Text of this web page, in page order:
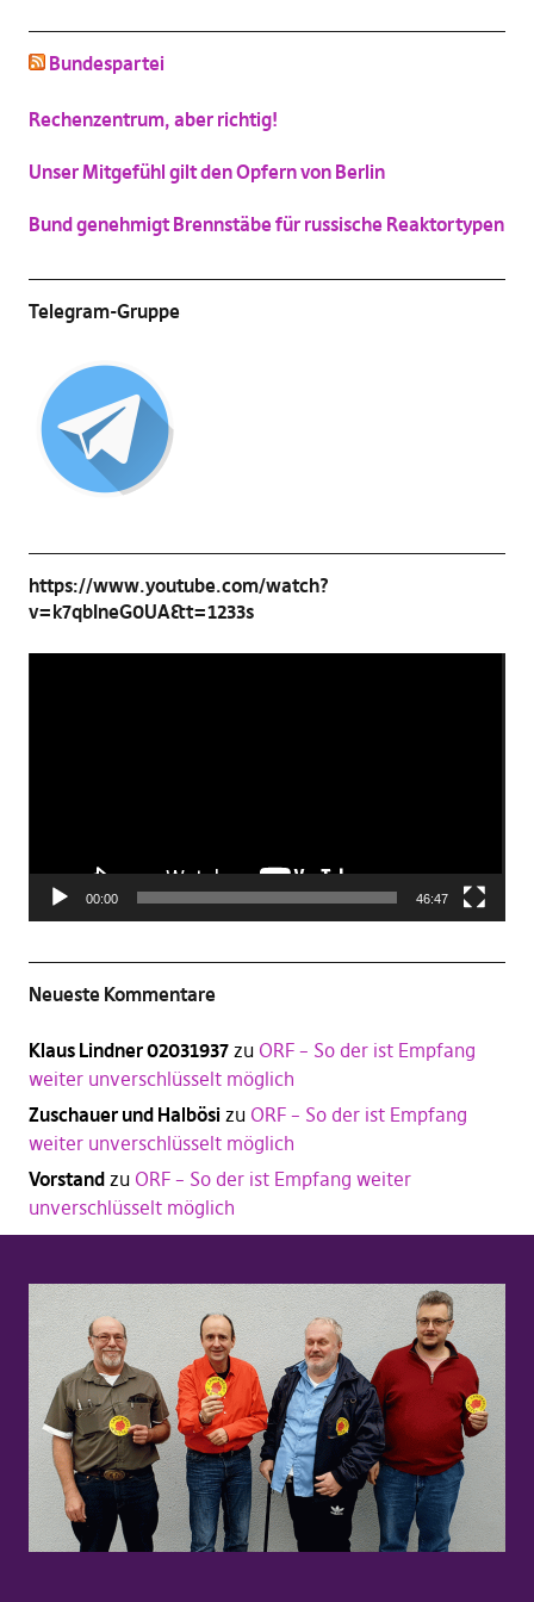
(Vergrößern
Bundespartei
Rechenzentrum, aber richtig!
Unser Mitgefühl gilt den Opfern von Berlin
Bund genehmigt Brennstäbe für russische Reaktortypen
Telegram-Gruppe
https://www.youtube.com/watch?
v=k7qbIneG0UA&t=1233s
00:00 46:47
Neueste Kommentare
Klaus Lindner 02031937zu ORF – So der ist Empfang
weiter unverschlüsselt möglich
Zuschauer und Halbösi zu ORF – So der ist Empfang
weiter unverschlüsselt möglich
Vorstandzu ORF – So der ist Empfang weiter
unverschlüsselt möglich